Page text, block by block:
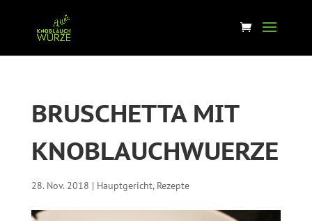
BRUSCHETTA MIT
KNOBLAUCHWUERZE
28. Nov. 2018 | Hauptgericht, Rezepte